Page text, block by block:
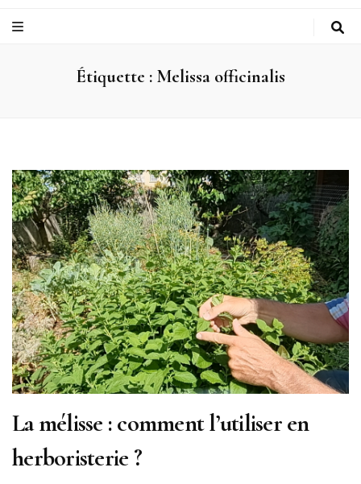
Étiquette : Melissa officinalis
La mélisse : comment l’utiliser en
herboristerie ?